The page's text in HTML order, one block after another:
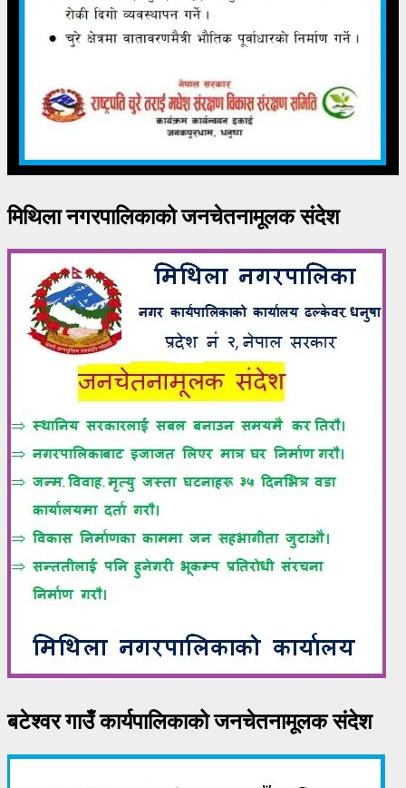
मिथिला नगरपालिकाको जनचेतनामूलक संदेश
बटेश्वर गाउँ कार्यपालिकाको जनचेतनामूलक संदेश